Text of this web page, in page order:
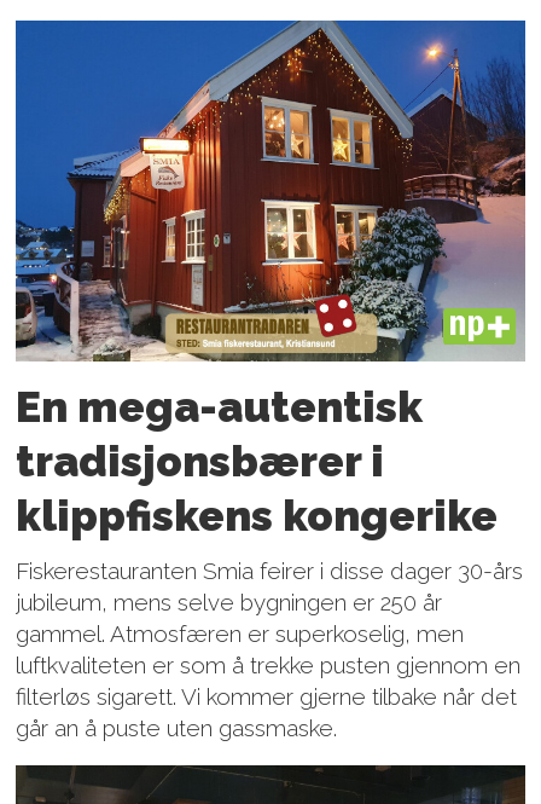
PLUS
En mega-autentisk
tradisjonsbærer i
klippfiskens kongerike
Fiskerestauranten Smia feirer i disse dager 30-års
jubileum, mens selve bygningen er 250 år
gammel. Atmosfæren er superkoselig, men
luftkvaliteten er som å trekke pusten gjennom en
filterløs sigarett. Vi kommer gjerne tilbake når det
går an å puste uten gassmaske.